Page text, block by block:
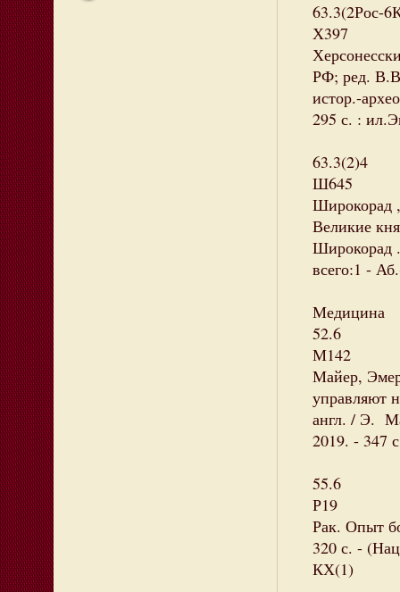
63.3(2Рос-
Х397
РФ; ред.
истор.-
295 с. :
63.3(2)4
Ш645
Широкорад
Великие
Широкорад
всего:1 -
Медицина
52.6
М142
Майер,
управляют
англ. / Э.
2019. - 347
55.6
Р19
Рак. Опыт
320 с. -
КХ(1)